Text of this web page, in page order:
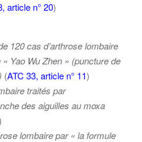
article n° 20)
120 cas d’arthrose lombaire
Yao Wu Zhen » (puncture de
(ATC 33, article n° 11)
traités par
des aiguilles au moxa
lombaire par « la formule